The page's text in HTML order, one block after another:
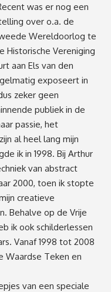
was er nog een
over o.a. de
Wereldoorlog te
Historische Vereniging
aan Els van den
exposeert in
zeker geen
publiek in de
passie, het
al heel lang mijn
ik in 1998. Bij Arthur
van abstract
2000, toen ik stopte
creatieve
Behalve op de Vrije
ik ook schilderlessen
Vanaf 1998 tot 2008
Waardse Teken en
van een speciale